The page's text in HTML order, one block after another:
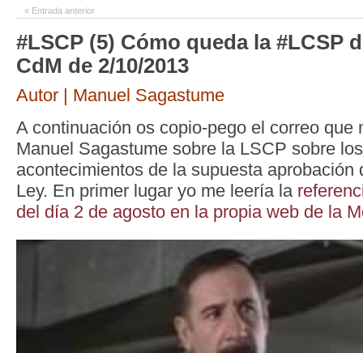
« Entrada anterior
#LSCP (5) Cómo queda la #LCSP
CdM de 2/10/2013
Autor | Manuel Sagastume
A continuación os copio-pego el correo que
Manuel Sagastume sobre la LSCP sobre
acontecimientos de la supuesta aprobación
Ley. En primer lugar yo me leería la
del día 2 de agosto en la propia web de la